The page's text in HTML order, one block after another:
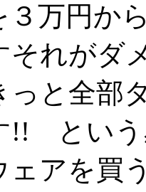
３万円か
それが
っと全部
!! という
ェアを買